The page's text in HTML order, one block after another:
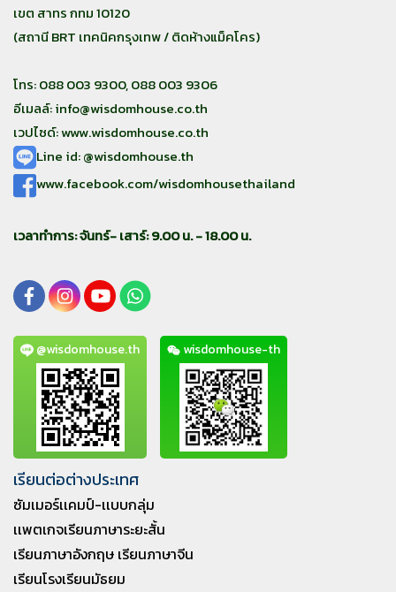
เขต สาทร กทม 10120
(สถานี BRT เทคนิคกรุงเทพ / ติดห้างแม็คโคร)
โทร: 088 003 9300, 088 003 9306
อีเมลล์:info@wisdomhouse.co.th
เวปไซด์: www.wisdomhouse.co.th
Line id: @wisdomhouse.th
www.facebook.com/wisdomhousethailand
เวลาทำการ: จันทร์- เสาร์: 9.00 น. - 18.00 น.
@wisdomhouse.th wisdomhouse-th
เรียนต่อต่างประเทศ
ซัมเมอร์เเคมป์-เเบบกลุ่ม
เเพตเกจเรียนภาษาระยะสั้น
เรียนภาษาอังกฤษ เรียนภาษาจีน
เรียนโรงเรียนมัธยม